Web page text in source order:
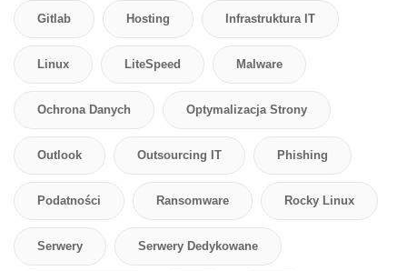
Gitlab Hosting Infrastruktura IT
Linux LiteSpeed Malware
Ochrona Danych Optymalizacja Strony
Outlook Outsourcing IT Phishing
Podatności Ransomware Rocky Linux
Serwery Serwery Dedykowane